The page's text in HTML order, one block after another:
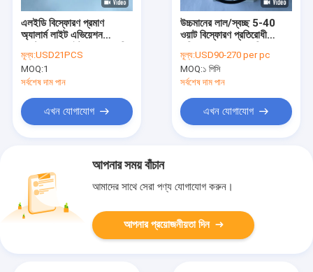
এলইডি বিস্ফোরণ প্রমাণ
অ্যালার্ম লাইট এভিয়েশন
ইন্ডাস্ট্রিয়াল গ্যাস ডিটেক্টর
মূল্য:USD21PCS
MOQ:1
সর্বশেষ দাম পান
এখন যোগাযোগ
উচ্চমানের লাল/স্বচ্ছ 5-40
ওয়াট বিস্ফোরণ প্রতিরোধী
এলাকার জন্য বিমান সতর্কতা
হালকা
মূল্য:USD90-270 per pc
MOQ:১ পিসি
সর্বশেষ দাম পান
এখন যোগাযোগ
আপনার সময় বাঁচান
আমাদের সাথে সেরা পণ্য যোগাযোগ করুন।
আপনার প্রয়োজনীয়তা দিন